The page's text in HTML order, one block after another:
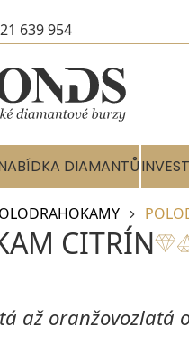
639 954
DIAMANTŮ
CITRÍN
až oranžovozlatá